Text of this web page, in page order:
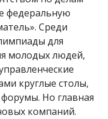
федеральную
Среди
для
молодых людей,
круглые столы,
Но главная
компаний.